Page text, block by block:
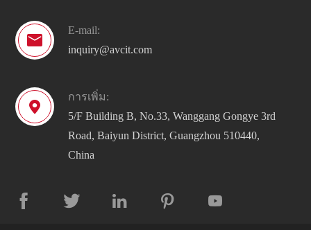

E-mail:
inquiry@avcit.com

การเพิ่ม:
5/F Building B, No.33, Wanggang Gongye 3rd
Road, Baiyun District, Guangzhou 510440,
China
    